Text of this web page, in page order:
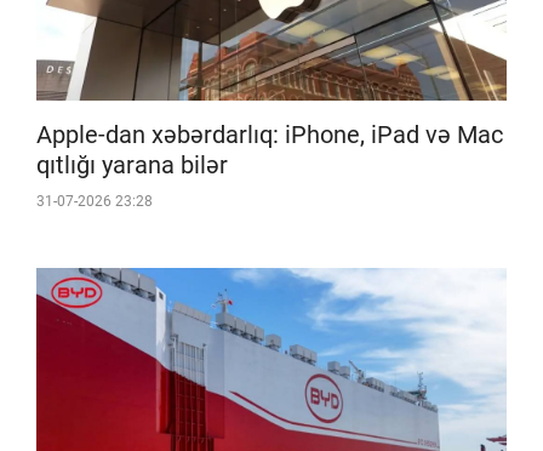
Apple-dan xəbərdarlıq: iPhone, iPad və Mac
qıtlığı yarana bilər
31-07-2026 23:28